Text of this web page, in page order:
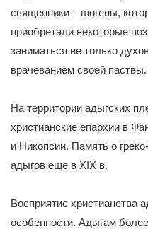
священники – шогены,
приобретали некоторые
заниматься не только
врачеванием своей паствы.
На территории адыгских
христианские епархии в
и Никопсии. Память о
адыгов еще в XIX в.
Восприятие христианства
особенности. Адыгам